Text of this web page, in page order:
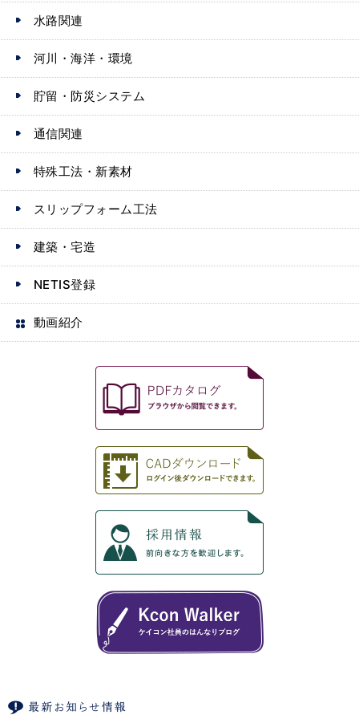
水路関連
河川・海洋・環境
貯留・防災システム
通信関連
特殊工法・新素材
スリップフォーム工法
建築・宅造
NETIS登録
動画紹介